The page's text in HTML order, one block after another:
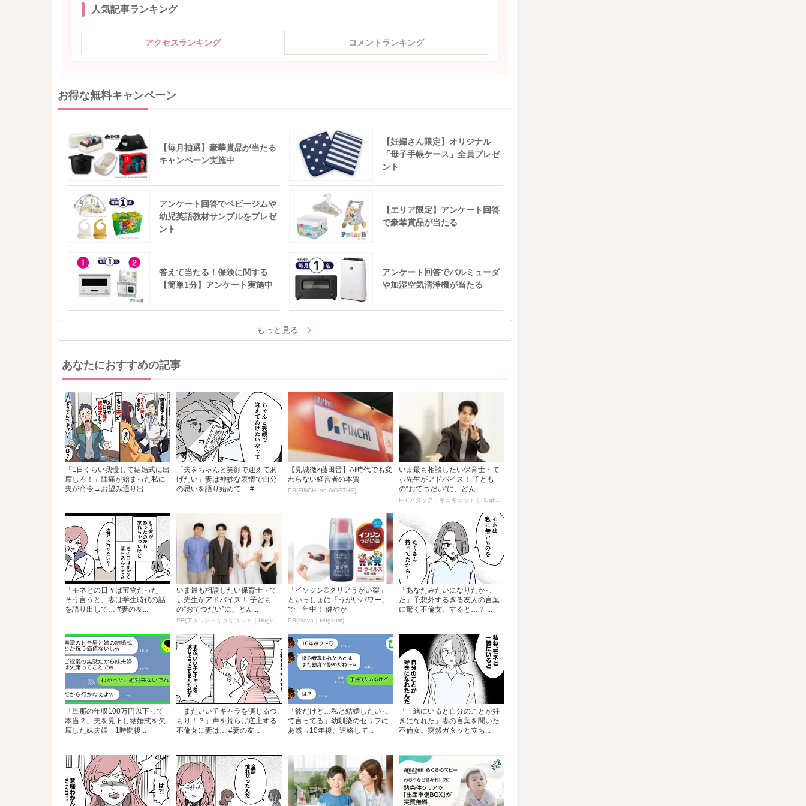
人気記事ランキング
アクセスランキング コメントランキング
お得な無料キャンペーン
【毎月抽選】豪華賞品が当たる
キャンペーン実施中
【妊婦さん限定】オリジナル
「母子手帳ケース」全員プレゼ
ント
アンケート回答でベビージムや
幼児英語教材サンプルをプレゼ
ント
【エリア限定】アンケート回答
で豪華賞品が当たる
答えて当たる！保険に関する
【簡単1分】アンケート実施中
アンケート回答でバルミューダ
や加湿空気清浄機が当たる
もっと見る
あなたにおすすめの記事
「1日くらい我慢して結婚式に出
席しろ！」陣痛が始まった私に
夫が命令→お望み通り出...
「夫をちゃんと笑顔で迎えてあ
げたい」妻は神妙な表情で自分
の思いを語り始めて… #...
【見城徹×藤田晋】AI時代でも変
わらない経営者の本質
PR(FINCHI on GOETHE)
いま最も相談したい保育士・て
ぃ先生がアドバイス！ 子ども
の“おてつだい”に、どん...
「モネとの日々は宝物だった」
そう言うと、妻は学生時代の話
を語り出して… #妻の友...
いま最も相談したい保育士・て
ぃ先生がアドバイス！ 子ども
の“おてつだい”に、どん...
PR(アタック・キュキュット｜Hugkum)
「イソジン®クリアうがい薬」
といっしょに「うがいパワー」
で一年中！ 健やか
PR(iNova｜Hugkum)
「あなたみたいになりたかっ
た」予想外するぎる友人の言葉
に驚く不倫女。すると…？ ...
「旦那の年収100万円以下って
本当？」夫を見下し結婚式を欠
席した妹夫婦→1時間後...
「まだいい子キャラを演じるつ
もり！？」声を荒らげ逆上する
不倫女に妻は… #妻の友...
「彼だけど…私と結婚したいっ
て言ってる」幼馴染のセリフに
あ然→10年後、連絡して...
「一緒にいると自分のことが好
きになれた」妻の言葉を聞いた
不倫女。突然ガタッと立ち...